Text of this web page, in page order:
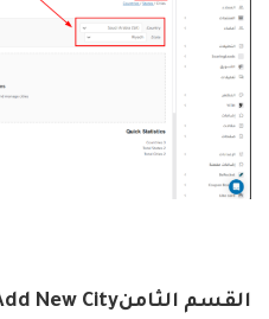
القسم الثامنNew City: